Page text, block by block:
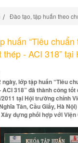
Đào tạo, tập huấn theo
huấn “Tiêu
- ACI 318” tại
lớp tập huấn “Tiêu
318” đã thành công tốt
tại Hội trường chính
Tân, Cầu Giấy, Hà
dựng phối hợp với Viện